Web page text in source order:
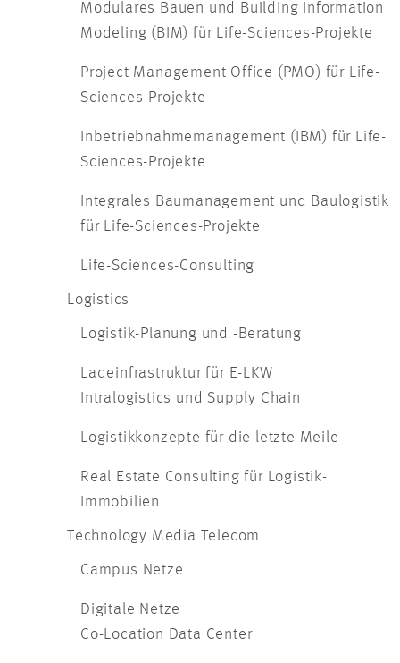
Modulares Bauen und Building Information
Modeling (BIM) für Life-Sciences-Projekte
Project Management Office (PMO) für Life-
Sciences-Projekte
Inbetriebnahmemanagement (IBM) für Life-
Sciences-Projekte
Integrales Baumanagement und Baulogistik
für Life-Sciences-Projekte
Life-Sciences-Consulting
Logistics
Logistik-Planung und -Beratung
Ladeinfrastruktur für E-LKW
Intralogistics und Supply Chain
Logistikkonzepte für die letzte Meile
Real Estate Consulting für Logistik-
Immobilien
Technology Media Telecom
Campus Netze
Digitale Netze
Co-Location Data Center